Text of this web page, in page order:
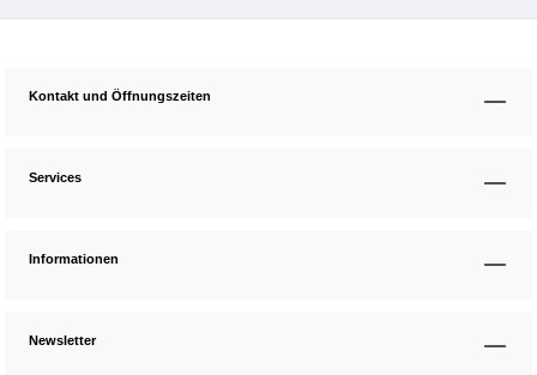
Kontakt und Öffnungszeiten
Services
Informationen
Newsletter